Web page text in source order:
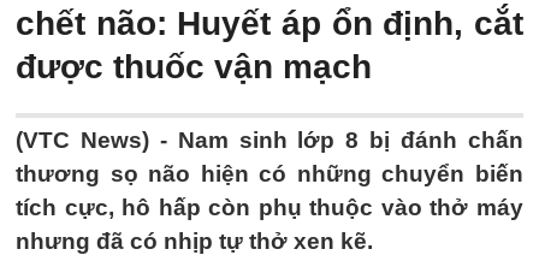
chết não: Huyết áp ổn định, cắt
được thuốc vận mạch
(VTC News) - Nam sinh lớp 8 bị đánh chấn
thương sọ não hiện có những chuyển biến
tích cực, hô hấp còn phụ thuộc vào thở máy
nhưng đã có nhịp tự thở xen kẽ.